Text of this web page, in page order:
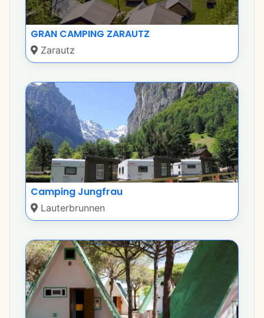
GRAN CAMPING ZARAUTZ
Zarautz
Camping Jungfrau
Lauterbrunnen